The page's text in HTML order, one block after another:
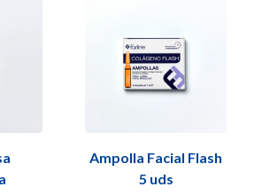
Ampolla Facial Flash
5 uds